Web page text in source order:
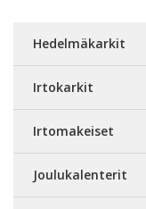
Hedelmäkarkit
Irtokarkit
Irtomakeiset
Joulukalenterit